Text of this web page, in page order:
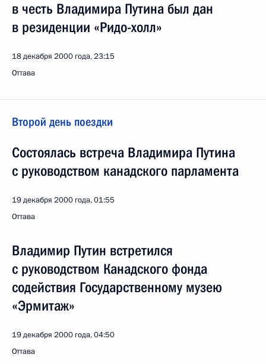
в честь Владимира Путина был дан
в резиденции «Ридо-холл»
18 декабря 2000 года, 23:15
Оттава
Второй день поездки
Состоялась встреча Владимира Путина
с руководством канадского парламента
19 декабря 2000 года, 01:55
Оттава
Владимир Путин встретился
с руководством Канадского фонда
содействия Государственному музею
«Эрмитаж»
19 декабря 2000 года, 04:50
Оттава